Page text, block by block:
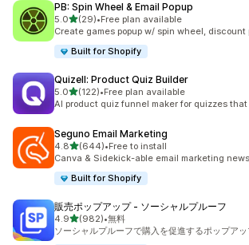
PB: Spin Wheel & Email Popup
5.05つ星中
(29)
合計レビュー数：29件
•Free plan available
Create games popup w/ spin wheel, discount
Built for Shopify
Quizell: Product Quiz Builder
5.05つ星中
(122)
合計レビュー数：122件
•Free plan available
AI product quiz funnel maker for quizzes
Seguno Email Marketing
4.85つ星中
(644)
合計レビュー数：644件
•Free to install
Canva & Sidekick-able email marketing
Built for Shopify
販売ポップアップ ‑ ソーシャルプルーフ
4.95つ星中
(982)
合計レビュー数：982件
•無料
ソーシャルプルーフで購入を促進するポップア